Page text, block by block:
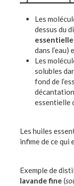
Les
dessus du
essentielle
dans l’eau)
Les
solubles
fond de
décantation
essentielle
Les huiles
infime de ce qui
Exemple de
lavande fine (